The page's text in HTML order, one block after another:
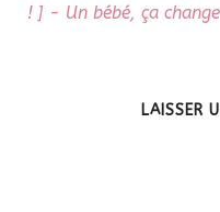
! ] - Un bébé, ça
LAISSER